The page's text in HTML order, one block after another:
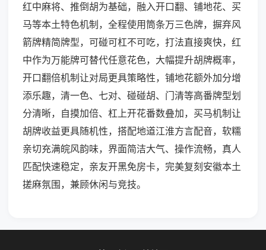
红中麻将、推倒胡为基础，融入开口翻、铺地花、买
马等本土特色机制，全程使用筒条万三色牌，摒弃风
箭牌精简牌型，可碰可杠不可吃，打法直接爽快，红
中作为万能牌可替代任意花色，大幅提升胡牌概率，
开口翻倍机制让对局更具策略性，铺地花额外加分增
添乐趣，清一色、七对、碰碰胡、门清等高番牌型划
分清晰，自摸加倍、杠上开花番数叠加，买马机制让
胡牌收益更具随机性，搭配地道江淮方言配音，软糯
亲切充满皖风韵味，界面简洁大气、操作流畅，真人
匹配快速稳定，亲友开黑免房卡，完美复刻安徽本土
搓麻氛围，兼顾休闲与竞技。